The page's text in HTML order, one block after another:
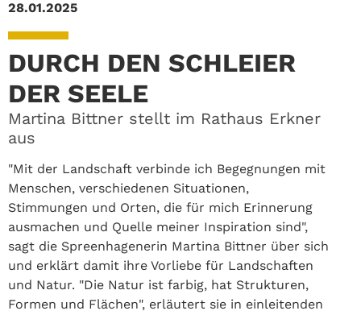
28.01.2025
DURCH DEN SCHLEIER
DER SEELE
Martina Bittner stellt im Rathaus Erkner
aus
"Mit der Landschaft verbinde ich Begegnungen mit
Menschen, verschiedenen Situationen,
Stimmungen und Orten, die für mich Erinnerung
ausmachen und Quelle meiner Inspiration sind",
sagt die Spreenhagenerin Martina Bittner über sich
und erklärt damit ihre Vorliebe für Landschaften
und Natur. "Die Natur ist farbig, hat Strukturen,
Formen und Flächen", erläutert sie in einleitenden